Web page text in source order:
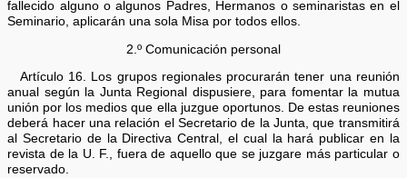
fallecido alguno o algunos Padres, Hermanos o seminaristas en el
Seminario, aplicarán una sola Misa por todos ellos.
2.º Comunicación personal
Artículo 16. Los grupos regionales procurarán tener una reunión
anual según la Junta Regional dispusiere, para fomentar la mutua
unión por los medios que ella juzgue oportunos. De estas reuniones
deberá hacer una relación el Secretario de la Junta, que transmitirá
al Secretario de la Directiva Central, el cual la hará publicar en la
revista de la U. F., fuera de aquello que se juzgare más particular o
reservado.